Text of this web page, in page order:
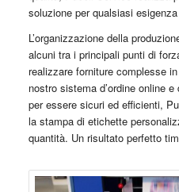
soluzione per qualsiasi
L’organizzazione della
alcuni tra i principali punti di
realizzare forniture complesse
nostro sistema d’ordine online
per essere sicuri ed efficienti,
la stampa di etichette
quantità. Un risultato perfetto